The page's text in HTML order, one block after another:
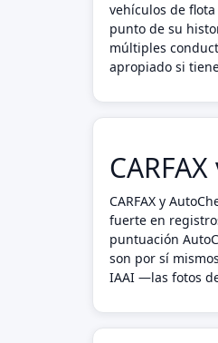
vehículos de
punto de su
múltiples
apropiado si
CARFAX y
fuerte en
puntuación
son por sí
IAAI —las fotos